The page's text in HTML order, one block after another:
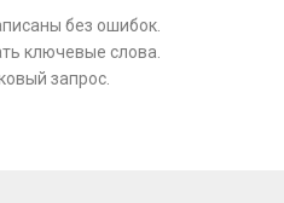
без ошибок.
ключевые слова.
запрос.